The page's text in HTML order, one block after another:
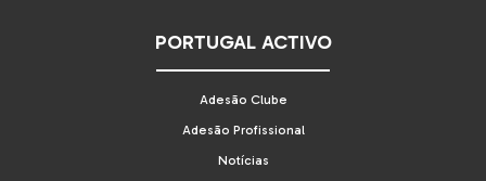
PORTUGAL ACTIVO
Adesão Clube
Adesão Profissional
Notícias